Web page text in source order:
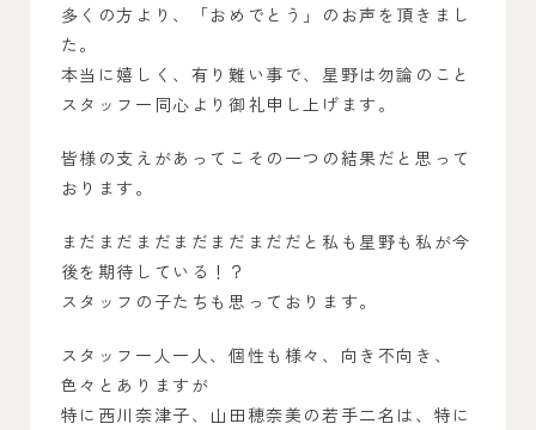
多くの方より、「おめでとう」のお声を頂きまし
た。
本当に嬉しく、有り難い事で、星野は勿論のこと
スタッフ一同心より御礼申し上げます。
皆様の支えがあってこその一つの結果だと思って
おります。
まだまだまだまだまだまだだと私も星野も私が今
後を期待している！？
スタッフの子たちも思っております。
スタッフ一人一人、個性も様々、向き不向き、
色々とありますが
特に西川奈津子、山田穂奈美の若手二名は、特に